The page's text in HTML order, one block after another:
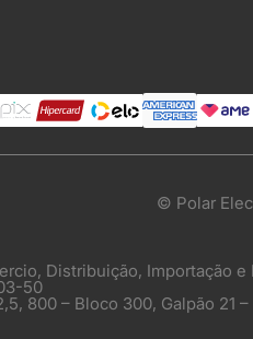
© Polar
Distribuição, Importação e
50
800 – Bloco 300, Galpão 21 –